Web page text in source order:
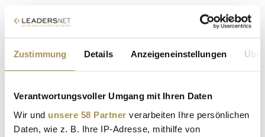
Zustimmung Details Anzeigeneinstellungen
Verantwortungsvoller Umgang mit Ihren Daten
Wir und unsere 58 Partner verarbeiten Ihre persönlichen
Daten, wie z. B. Ihre IP-Adresse, mithilfe von